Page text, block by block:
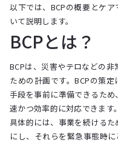
以下では、BCPの概要とケ
いて説明します。
BCPとは？
BCPは、災害やテロなどの
ための計画です。BCPの策
手段を事前に準備できるた
速かつ効率的に対応できます。
具体的には、事業を続ける
にし、それらを緊急事態時に